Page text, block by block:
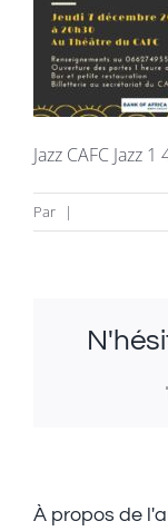
La revue
Newsletter
FAQ
Infos & Contacts
Jazz CAFC Jazz
Par |
À propos de